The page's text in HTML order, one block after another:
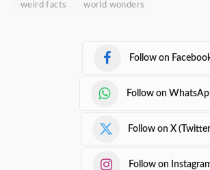
weird facts world wonders
Follow on
Follow on
Follow on X
Follow on